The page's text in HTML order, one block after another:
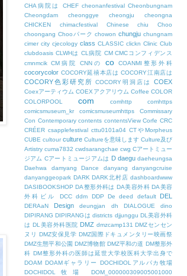
CHA病院は
CHEF cheonanfestival Cheonbungnam
Cheongdam
cheonggye cheongju
cheongna
CHICKEN
chimacfestival Chinese chiu
Choo
choongang Chooパーク chowon chungju chungnam
cimer city cjecology class CLASSIC clickn Clinic Club
clubdoasis CLWHは CL病院 CM CMCコンフィデンス
cmnmcik CM病院 CNNの co COANMI整形外科
cocorycolor COCORY延禧本店は COCORY江南店は
COCORY色彩研究所 COCORY明洞店は COEX
Coexアーティウム COEXアクアリウム Coffee COLOR
COLORPOOL
com comhttp
comhttps
comicsmuseum_kr
comicsmuseumhttps
Commissary
Con Contemporary contents contentsView Corfe CRC
CRÉER csapplefestival cttu0101a04 CTやMorpheus
CUBE cultour culture Cultureを意味します Culture及び
Artistry cuma7832 cwdsarangchae cwg Cアートミュー
ジアム Cアートミュージアムは D daegu daeheungsa
Daehwa
damyang Dance danyang
danyangcruise
danyanggeopark DARK DARK北村店 dashboardwww
DASIBOOKSHOP DA整形外科は DA美容外科 DA美容
外科ビル
DCC ddm DDP De deed default DEL
DERAaN Design deungjan dh DIALOGUE
dino
DIPIRANG DIPIRANGは districts djjunggu DL美容外科
は DL美容外科医院 DMZ dmzcamp131 DMZセンセン
ヌリ DMZ安保見学 DMZ国際ドキュメンタリー映画祭
DMZ生態平和公園 DMZ博物館 DMZ平和の道 DM整形外
科 DM整形外科の医師は延世大学校医科大学出身で
DOAM DOAMギャラリー
DOCHIDOLアルパカ牧場
DOCHIDOL牧場
DOM_000000309005001000